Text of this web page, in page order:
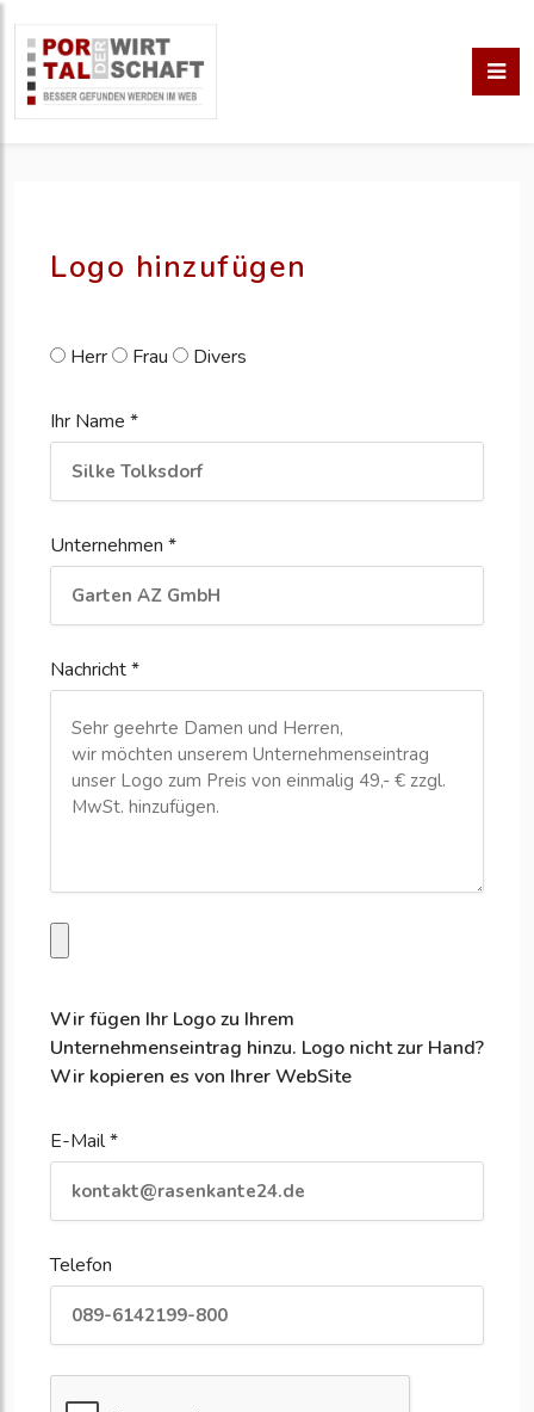
erstellen
Logo hinzufügen
Herr Frau Divers
Ihr Name *
Unternehmen *
Nachricht *
Wir fügen Ihr Logo zu Ihrem
Unternehmenseintrag hinzu. Logo nicht zur Hand?
Wir kopieren es von Ihrer WebSite
E-Mail *
Telefon